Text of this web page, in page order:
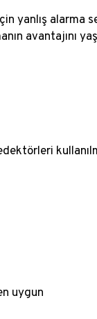
yanlış alarma
avantajını
uygun